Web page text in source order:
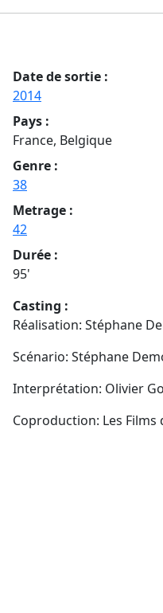
Date de sortie :
2014
Pays :
France, Belgique
Genre :
38
Metrage :
42
Durée :
95'
Casting :
Réalisation: Stéphane
Scénario: Stéphane
Interprétation: Olivier
Coproduction: Les Films